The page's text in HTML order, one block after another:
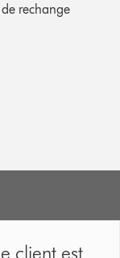
de rechange
client est